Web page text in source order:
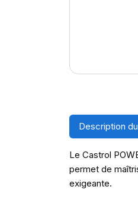
Description
Le Castrol
permet de
exigeante.